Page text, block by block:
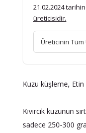
21.02.2024
üreticisidir.
Üreticinin
Kuzu küşleme,
Kıvırcık kuzunun
sadece 250-300